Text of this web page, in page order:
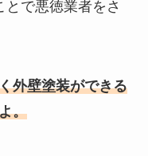
で悪徳業者をさ
外壁塗装ができる
。